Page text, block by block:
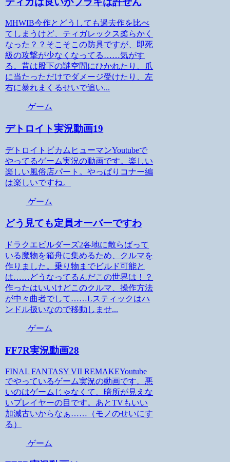
MHWIB今作とどうしても過去作を比べ
てしまうけど、ティガレックス柔らかく
なった？？そこそこの防具ですが、即死
級の攻撃が少なくなってる……気がす
る。昔は股下の謎空間にひかれたり、爪
に当たっただけでダメージ受けたり、左
右に暴れまくるせいで追い...
ゲーム
デトロイト実況動画19
デトロイトビカムヒューマンYoutubeで
やってるゲーム実況の動画です。楽しい
楽しい風俗店パート。やっぱりコナー編
は楽しいですね。
ゲーム
どう見ても定員オーバーですわ
ドラクエビルダーズ2各地に散らばって
いる魔物を箱舟に集めるため、クルマを
作りました。乗り物までビルド可能と
は……どうなってるんだこの世界は！？
作ったはいいけどこのクルマ、操作方法
が中々曲者でして……Lスティックはハ
ンドル扱いなので移動しませ...
ゲーム
FF7R実況動画28
FINAL FANTASY VII REMAKEYoutube
でやっているゲーム実況の動画です。悪
いのはゲームじゃなくて、暗所が見えな
いプレイヤーの目です。あとTVもいい
加減古いからなぁ……（モノのせいにす
る）
ゲーム